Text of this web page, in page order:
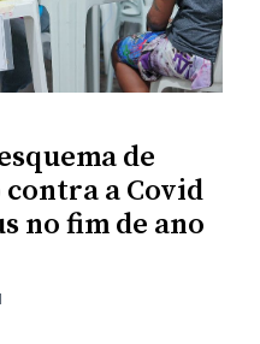
de
contra a Covid
no fim de ano